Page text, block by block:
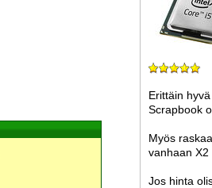
Erittäin
Scrapbook
Myös
vanhaan X2
Jos hinta